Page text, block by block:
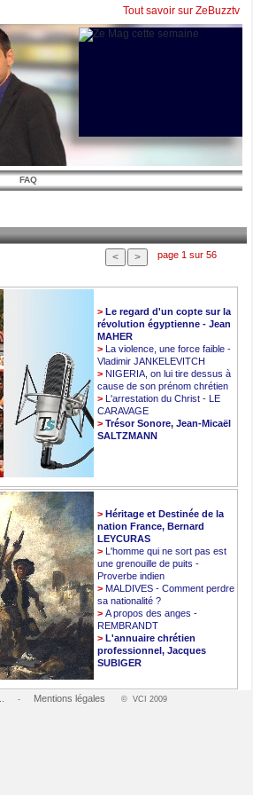
Tout savoir sur ZeBuzztv
FAQ
page 1 sur 56
> Le regard d'un copte sur la
révolution égyptienne - Jean
MAHER
> La violence, une force faible -
Vladimir JANKELEVITCH
> NIGERIA, on lui tire dessus à
cause de son prénom chrétien
> L'arrestation du Christ - LE
CARAVAGE
> Trésor Sonore, Jean-Micaël
SALTZMANN
> Héritage et Destinée de la
nation France, Bernard
LEYCURAS
> L'homme qui ne sort pas est
une grenouille de puits -
Proverbe indien
> MALDIVES - Comment perdre
sa nationalité ?
> A propos des anges -
REMBRANDT
> L'annuaire chrétien
professionnel, Jacques
SUBIGER
- Mentions légales © VCI 2009